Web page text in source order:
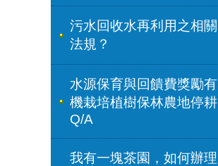
污水回收水再利用之相關
法規？
水源保育與回饋費獎勵有
機栽培植樹保林農地停耕
Q/A
我有一塊茶園，如何辦理